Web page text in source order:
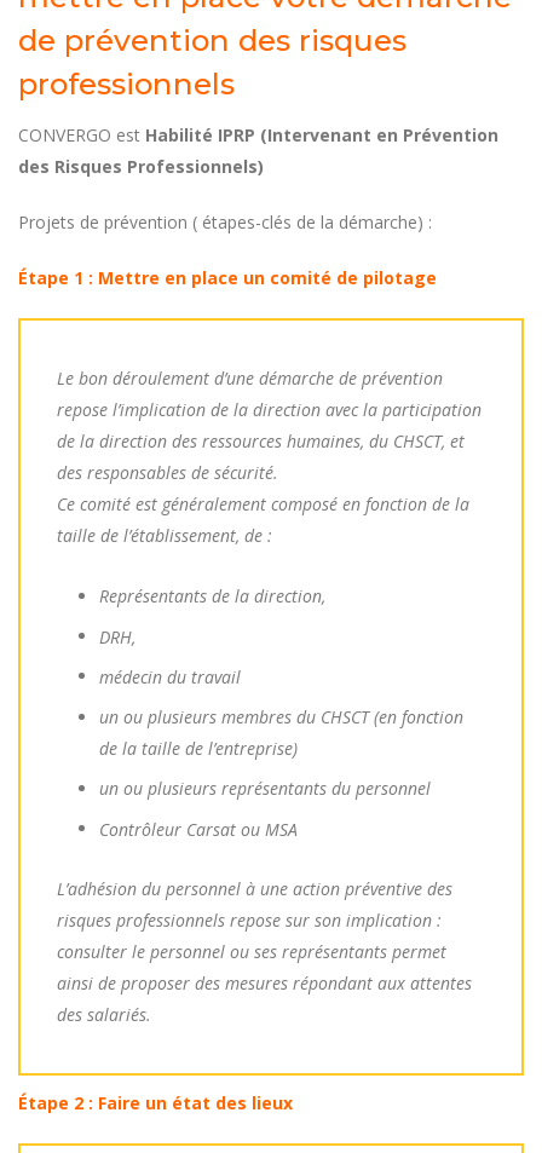
de prévention des risques
professionnels
CONVERGO est Habilité IPRP (Intervenant en Prévention
des Risques Professionnels)
Projets de prévention ( étapes-clés de la démarche) :
Étape 1 : Mettre en place un comité de pilotage
Le bon déroulement d’une démarche de prévention
repose l’implication de la direction avec la participation
de la direction des ressources humaines, du CHSCT, et
des responsables de sécurité.
Ce comité est généralement composé en fonction de la
taille de l’établissement, de :
Représentants de la direction,
DRH,
médecin du travail
un ou plusieurs membres du CHSCT (en fonction
de la taille de l’entreprise)
un ou plusieurs représentants du personnel
Contrôleur Carsat ou MSA
L’adhésion du personnel à une action préventive des
risques professionnels repose sur son implication :
consulter le personnel ou ses représentants permet
ainsi de proposer des mesures répondant aux attentes
des salariés.
Étape 2 : Faire un état des lieux